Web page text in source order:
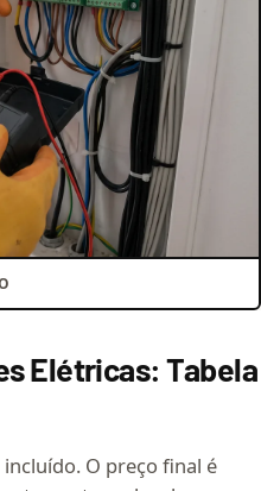
Elétricas: Tabela
O preço final é